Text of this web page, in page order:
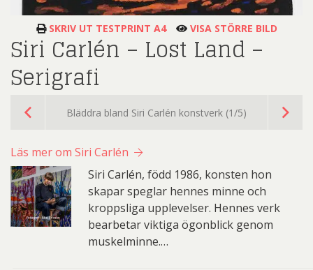
SKRIV UT TESTPRINT A4 VISA STÖRRE BILD
Siri Carlén – Lost Land –
Serigrafi
Bläddra bland Siri Carlén konstverk (1/5)
Läs mer om Siri Carlén
Siri Carlén, född 1986, konsten hon
skapar speglar hennes minne och
kroppsliga upplevelser. Hennes verk
bearbetar viktiga ögonblick genom
muskelminne.…